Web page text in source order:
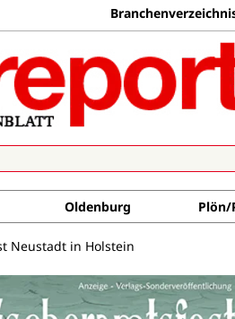
Oldenburg Plön/
Neustadt in Holstein